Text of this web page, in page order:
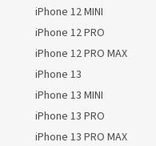
iPhone 12 MINI
iPhone 12 PRO
iPhone 12 PRO MAX
iPhone 13
iPhone 13 MINI
iPhone 13 PRO
iPhone 13 PRO MAX